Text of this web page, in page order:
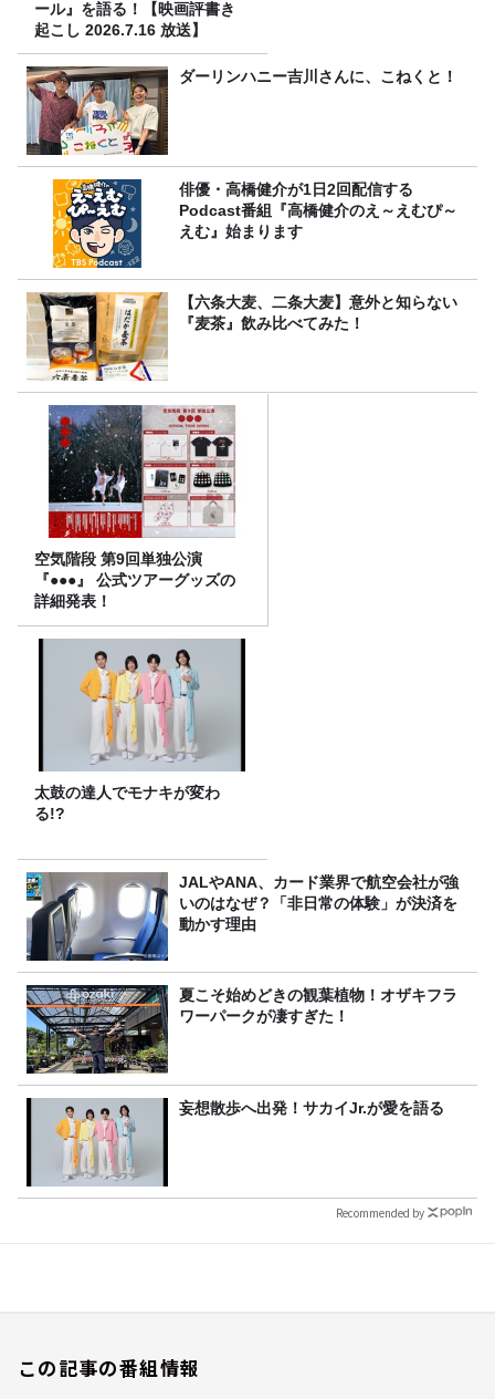
ール』を語る！【映画評書き
起こし 2026.7.16 放送】
ダーリンハニー吉川さんに、こねくと！
俳優・高橋健介が1日2回配信する
Podcast番組『高橋健介のえ～えむぴ～
えむ』始まります
【六条大麦、二条大麦】意外と知らない
『麦茶』飲み比べてみた！
空気階段 第9回単独公演
『●●●』 公式ツアーグッズの
詳細発表！
太鼓の達人でモナキが変わ
る!?
JALやANA、カード業界で航空会社が強
いのはなぜ？「非日常の体験」が決済を
動かす理由
夏こそ始めどきの観葉植物！オザキフラ
ワーパークが凄すぎた！
妄想散歩へ出発！サカイJr.が愛を語る
Recommended by
この記事の番組情報